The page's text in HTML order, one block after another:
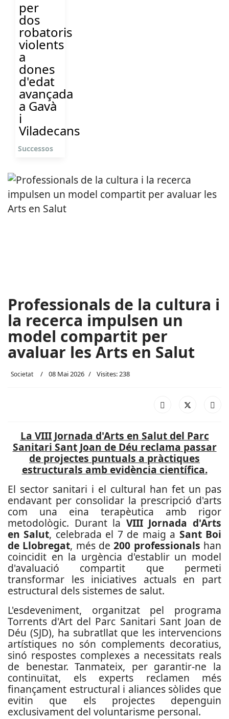
per
dos
robatoris
violents
a
dones
d'edat
avançada
a Gavà
i
Viladecans
Successos
Professionals de la cultura i
la recerca impulsen un
model compartit per
avaluar les Arts en Salut
Societat 08 Mai 2026 Visites: 238
La VIII Jornada d'Arts en Salut del Parc
Sanitari Sant Joan de Déu reclama passar
de projectes puntuals a pràctiques
estructurals amb evidència científica.
El sector sanitari i el cultural han fet un pas
endavant per consolidar la prescripció d'arts
com una eina terapèutica amb rigor
metodològic. Durant la VIII Jornada d'Arts
en Salut, celebrada el 7 de maig a Sant Boi
de Llobregat, més de200 professionals han
coincidit en la urgència d'establir un model
d'avaluació compartit que permeti
transformar les iniciatives actuals en part
estructural dels sistemes de salut.
L'esdeveniment, organitzat pel programa
Torrents d'Art del Parc Sanitari Sant Joan de
Déu (SJD), ha subratllat que les intervencions
artístiques no són complements decoratius,
sinó respostes complexes a necessitats reals
de benestar. Tanmateix, per garantir-ne la
continuïtat, els experts reclamen més
finançament estructural i aliances sòlides que
evitin que els projectes depenguin
exclusivament del voluntarisme personal.